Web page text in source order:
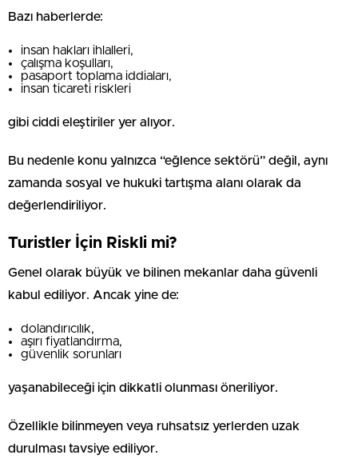
Bazı haberlerde:
insan hakları ihlalleri,
çalışma koşulları,
pasaport toplama iddiaları,
insan ticareti riskleri
gibi ciddi eleştiriler yer alıyor.
Bu nedenle konu yalnızca “eğlence sektörü” değil, aynı
zamanda sosyal ve hukuki tartışma alanı olarak da
değerlendiriliyor.
Turistler İçin Riskli mi?
Genel olarak büyük ve bilinen mekanlar daha güvenli
kabul ediliyor. Ancak yine de:
dolandırıcılık,
aşırı fiyatlandırma,
güvenlik sorunları
yaşanabileceği için dikkatli olunması öneriliyor.
Özellikle bilinmeyen veya ruhsatsız yerlerden uzak
durulması tavsiye ediliyor.